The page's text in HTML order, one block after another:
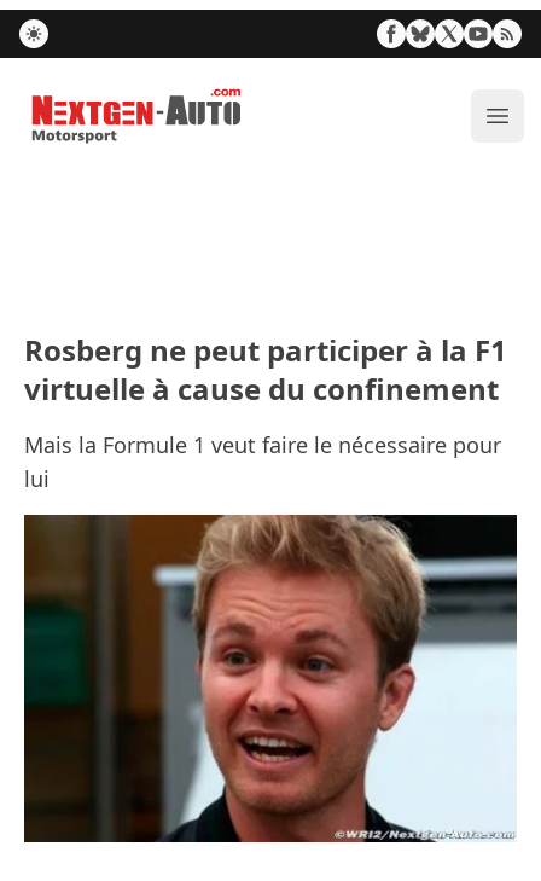
Nextgen-Auto.com
Rosberg ne peut participer à la F1
virtuelle à cause du confinement
Mais la Formule 1 veut faire le nécessaire pour
lui